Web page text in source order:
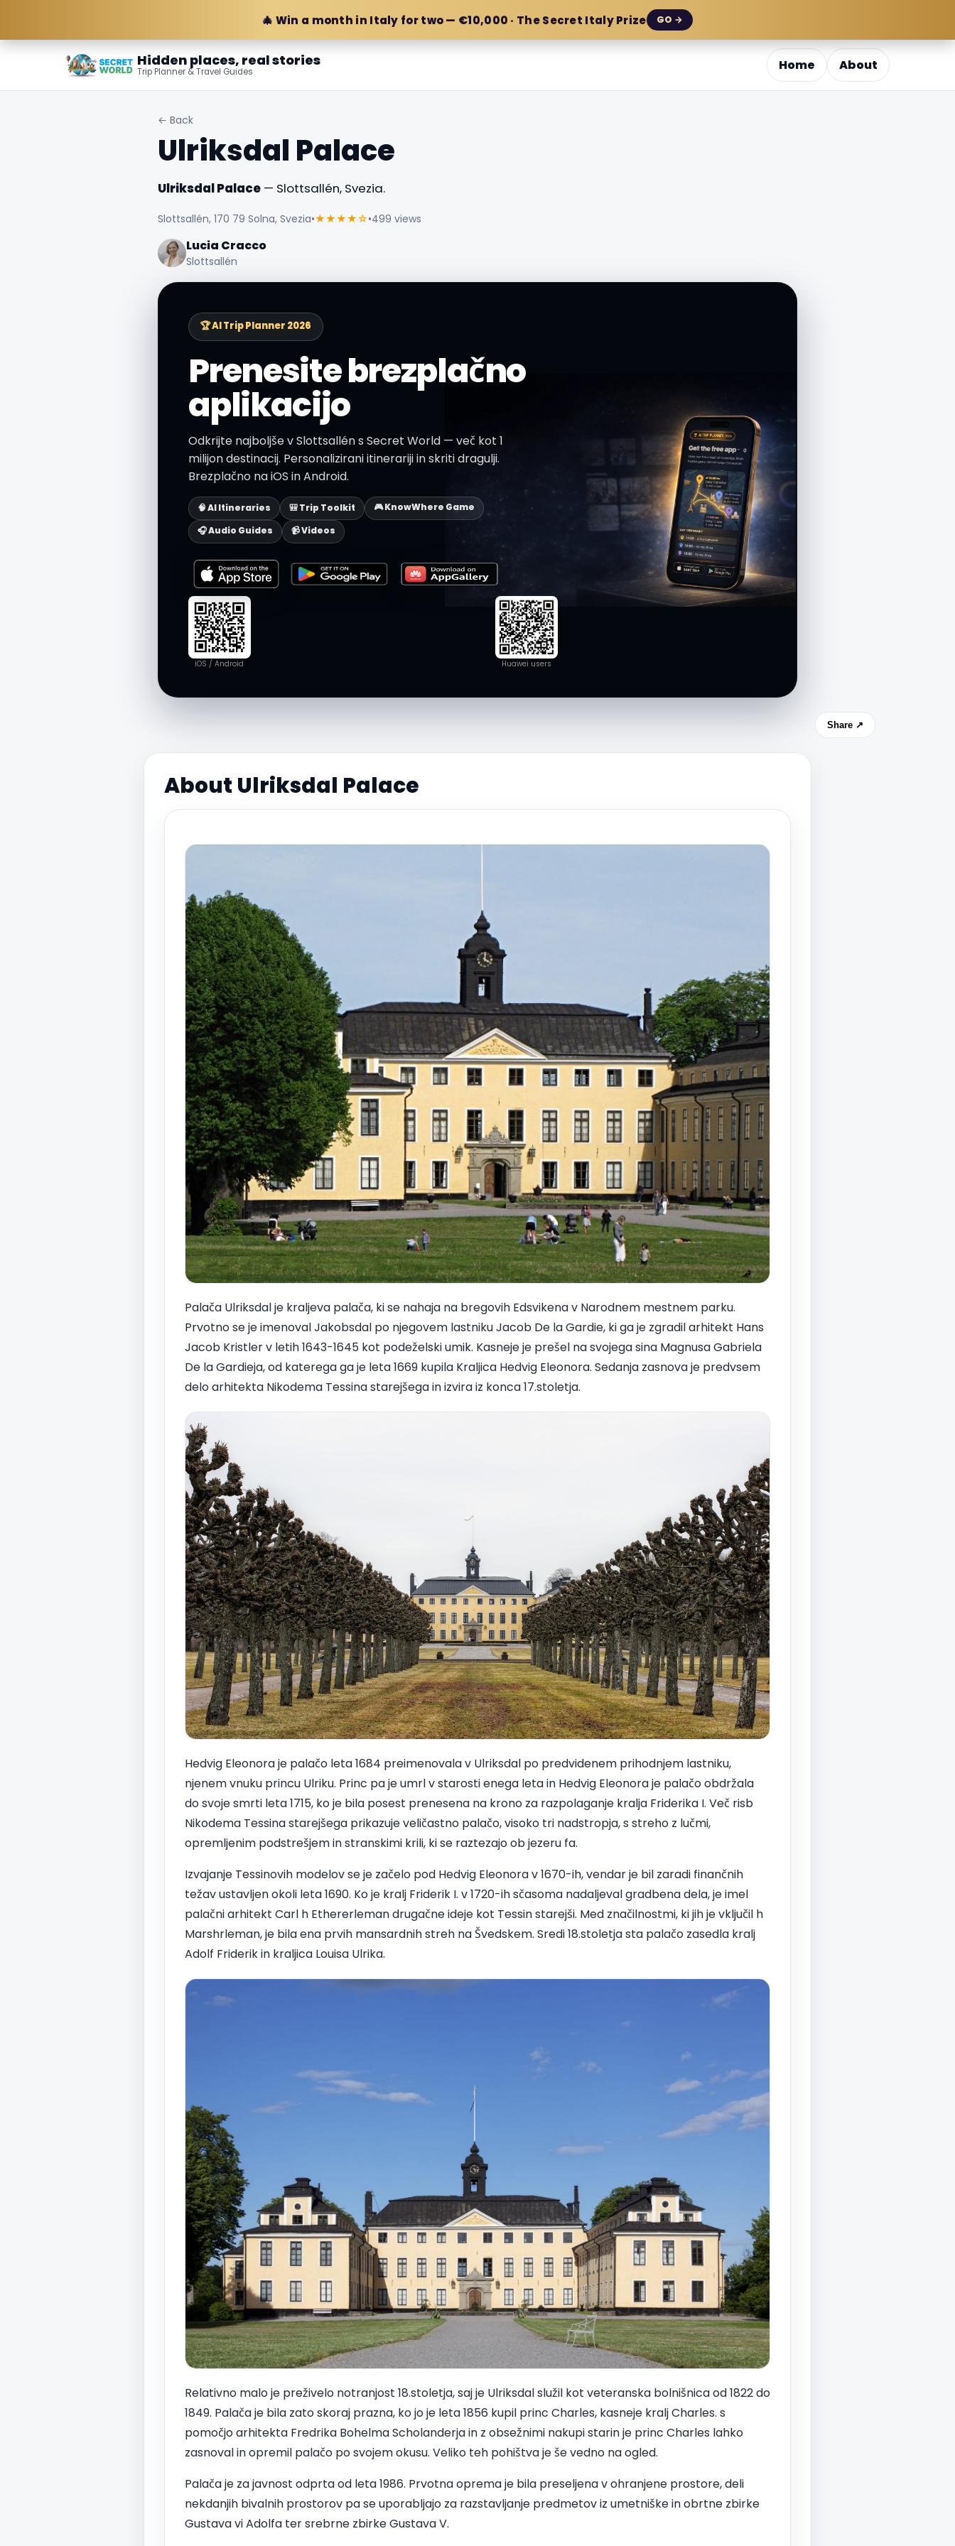
🎄 Win a month in Italy for two — €10,000 · The Secret Italy Prize GO →
Hidden places, real stories
Trip Planner & Travel Guides Home About
← Back
Ulriksdal Palace
Ulriksdal Palace— Slottsallén, Svezia.
Slottsallén, 170 79 Solna, Svezia•★★★★☆•499 views
Lucia Cracco
Slottsallén
🏆 AI Trip Planner 2026
Prenesite brezplačno
aplikacijo
Odkrijte najboljše v Slottsallén s Secret World — več kot 1
milijon destinacij. Personalizirani itinerariji in skriti dragulji.
Brezplačno na iOS in Android.
🧠 AI Itineraries 🎒 Trip Toolkit
🎮 KnowWhere Game
🎧 Audio Guides
📹 Videos
iOS / Android Huawei users
Share ↗
About Ulriksdal Palace
Palača Ulriksdal je kraljeva palača, ki se nahaja na bregovih Edsvikena v Narodnem mestnem parku.
Prvotno se je imenoval Jakobsdal po njegovem lastniku Jacob De la Gardie, ki ga je zgradil arhitekt Hans
Jacob Kristler v letih 1643-1645 kot podeželski umik. Kasneje je prešel na svojega sina Magnusa Gabriela
De la Gardieja, od katerega ga je leta 1669 kupila Kraljica Hedvig Eleonora. Sedanja zasnova je predvsem
delo arhitekta Nikodema Tessina starejšega in izvira iz konca 17.stoletja.
Hedvig Eleonora je palačo leta 1684 preimenovala v Ulriksdal po predvidenem prihodnjem lastniku,
njenem vnuku princu Ulriku. Princ pa je umrl v starosti enega leta in Hedvig Eleonora je palačo obdržala
do svoje smrti leta 1715, ko je bila posest prenesena na krono za razpolaganje kralja Friderika I. Več risb
Nikodema Tessina starejšega prikazuje veličastno palačo, visoko tri nadstropja, s streho z lučmi,
opremljenim podstrešjem in stranskimi krili, ki se raztezajo ob jezeru fa.
Izvajanje Tessinovih modelov se je začelo pod Hedvig Eleonora v 1670-ih, vendar je bil zaradi finančnih
težav ustavljen okoli leta 1690. Ko je kralj Friderik I. v 1720-ih sčasoma nadaljeval gradbena dela, je imel
palačni arhitekt Carl h Ethererleman drugačne ideje kot Tessin starejši. Med značilnostmi, ki jih je vključil h
Marshrleman, je bila ena prvih mansardnih streh na Švedskem. Sredi 18.stoletja sta palačo zasedla kralj
Adolf Friderik in kraljica Louisa Ulrika.
Relativno malo je preživelo notranjost 18.stoletja, saj je Ulriksdal služil kot veteranska bolnišnica od 1822 do
1849. Palača je bila zato skoraj prazna, ko jo je leta 1856 kupil princ Charles, kasneje kralj Charles. s
pomočjo arhitekta Fredrika Bohelma Scholanderja in z obsežnimi nakupi starin je princ Charles lahko
zasnoval in opremil palačo po svojem okusu. Veliko teh pohištva je še vedno na ogled.
Palača je za javnost odprta od leta 1986. Prvotna oprema je bila preseljena v ohranjene prostore, deli
nekdanjih bivalnih prostorov pa se uporabljajo za razstavljanje predmetov iz umetniške in obrtne zbirke
Gustava vi Adolfa ter srebrne zbirke Gustava V.